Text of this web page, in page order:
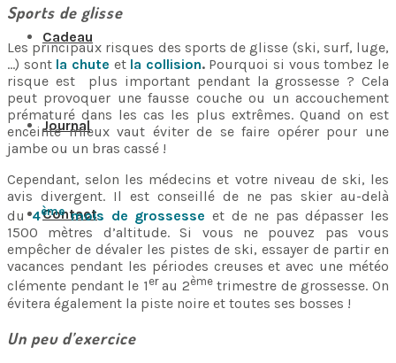
Cadeau
Journal
Contact
Sports de glisse
Les principaux risques des sports de glisse (ski, surf, luge,
…) sont la chute et la collision.Pourquoi si vous tombez le
risque est plus important pendant la grossesse ? Cela
peut provoquer une fausse couche ou un accouchement
prématuré dans les cas les plus extrêmes. Quand on est
enceinte mieux vaut éviter de se faire opérer pour une
jambe ou un bras cassé !
Cependant, selon les médecins et votre niveau de ski, les
avis divergent. Il est conseillé de ne pas skier au-delà
du4èmemois de grossesse et de ne pas dépasser les
1500 mètres d’altitude. Si vous ne pouvez pas vous
empêcher de dévaler les pistes de ski, essayer de partir en
vacances pendant les périodes creuses et avec une météo
clémente pendant le 1 er au 2èmetrimestre de grossesse. On
évitera également la piste noire et toutes ses bosses !
Un peu d’exercice